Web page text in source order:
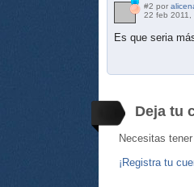
#2 por
22 feb 2011,
Es que seria
Deja tu
Necesitas
¡Registra tu